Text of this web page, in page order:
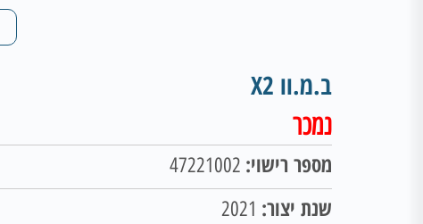
ב.מ.וו X2
נמכר
מספר רישוי:
שנת יצור: